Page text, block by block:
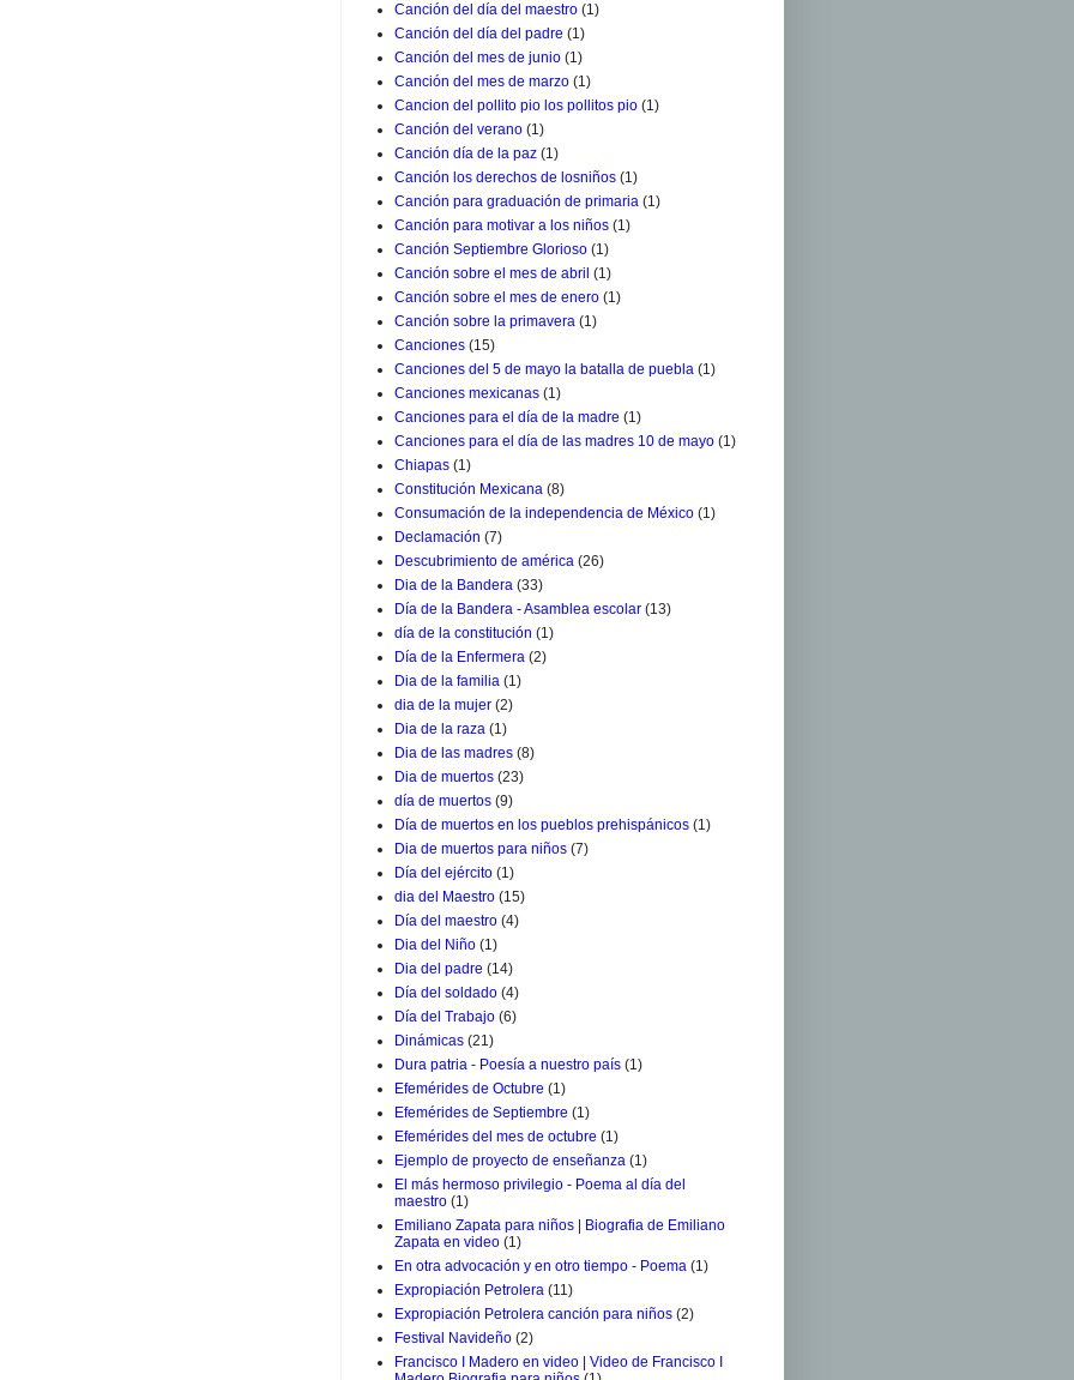
Canción del día del maestro (1)
Canción del día del padre (1)
Canción del mes de junio (1)
Canción del mes de marzo (1)
Cancion del pollito pio los pollitos pio (1)
Canción del verano (1)
Canción día de la paz (1)
Canción los derechos de losniños (1)
Canción para graduación de primaria (1)
Canción para motivar a los niños (1)
Canción Septiembre Glorioso (1)
Canción sobre el mes de abril (1)
Canción sobre el mes de enero (1)
Canción sobre la primavera (1)
Canciones (15)
Canciones del 5 de mayo la batalla de puebla (1)
Canciones mexicanas (1)
Canciones para el día de la madre (1)
Canciones para el día de las madres 10 de mayo (1)
Chiapas (1)
Constitución Mexicana (8)
Consumación de la independencia de México (1)
Declamación (7)
Descubrimiento de américa (26)
Dia de la Bandera (33)
Día de la Bandera - Asamblea escolar (13)
día de la constitución (1)
Día de la Enfermera (2)
Dia de la familia (1)
dia de la mujer (2)
Dia de la raza (1)
Dia de las madres (8)
Dia de muertos (23)
día de muertos (9)
Día de muertos en los pueblos prehispánicos (1)
Dia de muertos para niños (7)
Día del ejército (1)
dia del Maestro (15)
Día del maestro (4)
Dia del Niño (1)
Dia del padre (14)
Día del soldado (4)
Día del Trabajo (6)
Dinámicas (21)
Dura patria - Poesía a nuestro país (1)
Efemérides de Octubre (1)
Efemérides de Septiembre (1)
Efemérides del mes de octubre (1)
Ejemplo de proyecto de enseñanza (1)
El más hermoso privilegio - Poema al día del
maestro (1)
Emiliano Zapata para niños | Biografia de Emiliano
Zapata en video (1)
En otra advocación y en otro tiempo - Poema (1)
Expropiación Petrolera (11)
Expropiación Petrolera canción para niños (2)
Festival Navideño (2)
Francisco I Madero en video | Video de Francisco I